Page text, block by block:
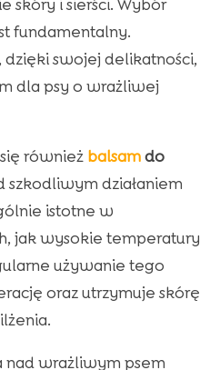
skóry i sierści. Wybór
fundamentalny.
dzięki swojej delikatności,
dla psy o wrażliwej
również balsamdo
szkodliwym działaniem
istotne w
jak wysokie temperatury
używanie tego
oraz utrzymuje skórę
nad wrażliwym psem